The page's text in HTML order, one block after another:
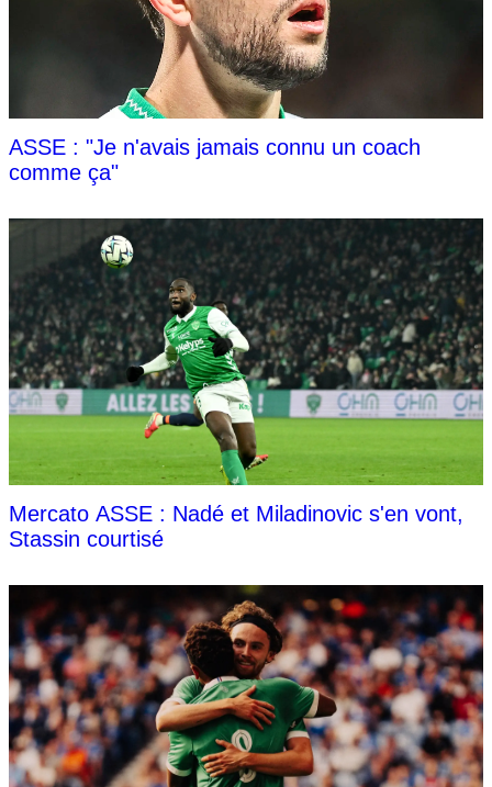
ASSE : "Je n'avais jamais connu un coach
comme ça"
Mercato ASSE : Nadé et Miladinovic s'en vont,
Stassin courtisé